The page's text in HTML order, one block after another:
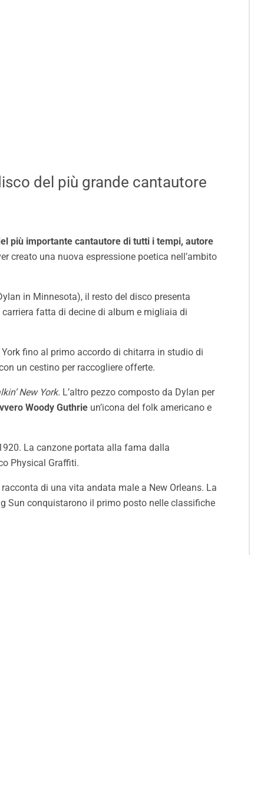
del più grande cantautore
più importante cantautore di tutti i tempi, autore
creato una nuova espressione poetica nell’ambito
in Minnesota), il resto del disco presenta
fatta di decine di album e migliaia di
fino al primo accordo di chitarra in studio di
un cestino per raccogliere offerte.
New York. L’altro pezzo composto da Dylan per
Woody Guthrie un’icona del folk americano e
La canzone portata alla fama dalla
Physical Graffiti.
di una vita andata male a New Orleans. La
Sun conquistarono il primo posto nelle classifiche